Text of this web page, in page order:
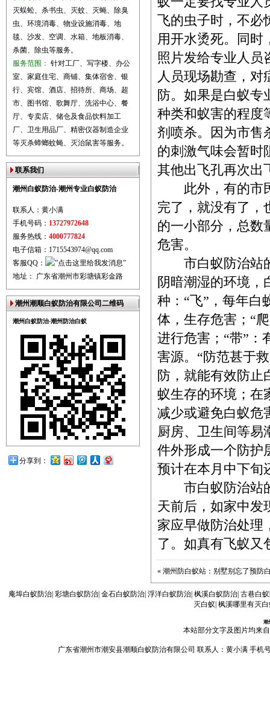
灭蜈蚣、杀书虫、灭蚊、灭蝇、除臭
虫、环境消毒、物业设施消毒、地
毯、沙发、空调、水箱、地板消毒、
杀菌、除虫等服务。
服务范围： 针对工厂、写字楼、办公
室、家庭住宅、商铺、集体宿舍、银
行、宾馆、酒店、招待所、商场、超
市、图书馆、歌舞厅、洗浴中心、餐
厅、专卖店、储仓及食品饮料加工
厂、卫生用品厂、精密仪器制造企业
等灭杀蟑螂蚊蝇、灭治鼠害等服务。
联系我们
潮州白蚁防治-潮州专业白蚁防治
联系人：黄小满
手机号码： 13727972648
服务热线： 4000777824
电子信箱：1715543974@qq.com
客服QQ：
地址： 广东省潮州市彩塘镇彩金路
潮州潮顺白蚁防治有限公司二维码
潮州白蚁防治-潮州防治白蚁
分享到：
飞的虫子时，不必
用开水烫死。同时
照片发给专业人员
人员现场勘查，对
防。如果是白蚁专
种类和蚁害的程度
剂喷杀。因为市售
的刺激气味会暂时
其他出飞孔再次出
此外，有的市民
完了，就没有了，
的一小部分，总数
危害。
市白蚁防治站的
阴暗潮湿的环境，
种：“飞”，每年白
体，生存危害；“
进行危害；“带”：
害源。“防范甚于
防，就能有效防止
蚁生存的环境；在
减少或避免白蚁危
厨房、卫生间等易
件外形成一个防护
预计在本月中下旬
市白蚁防治站的
天前后，如家中发
家应早做防治处理
了。如真有飞蚁又
« 潮州防白蚁站：别墅别忘了预防
庵埠白蚁防治| 彩塘白蚁防治| 金石白蚁防治| 浮洋白蚁防治| 枫溪白蚁防治| 古巷白
灭白蚁 枫溪哪里有灭白
潮
本站部分文字及图片均来
广东省潮州市潮安县潮顺白蚁防治有限公司 联系人：黄小满 手机